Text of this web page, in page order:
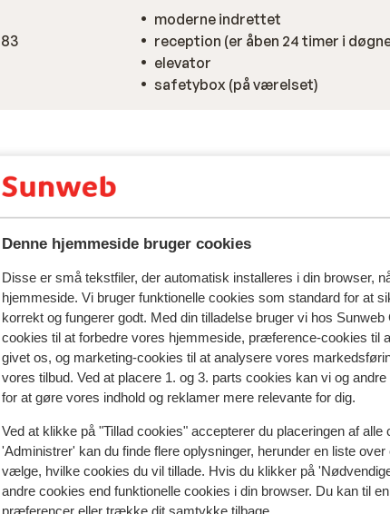
Denne hjemmeside bruger cookies
Disse er små tekstfiler, der automatisk installeres i din browser,
hjemmeside. Vi bruger funktionelle cookies som standard for at
korrekt og fungerer godt. Med din tilladelse bruger vi hos
cookies til at forbedre vores hjemmeside, præference-cookies til
givet os, og marketing-cookies til at analysere vores
vores tilbud. Ved at placere 1. og 3. parts cookies kan vi og
for at gøre vores indhold og reklamer mere relevante for dig.
Ved at klikke på "Tillad cookies" accepterer du placeringen af
'Administrer' kan du finde flere oplysninger, herunder en liste
vælge, hvilke cookies du vil tillade. Hvis du klikker på
andre cookies end funktionelle cookies i din browser. Du kan til
moderne indrettet
reception (er åben 24 timer i
elevator
safetybox (på værelset)
ærligt afspejler deres oplevelser med vores produkt.